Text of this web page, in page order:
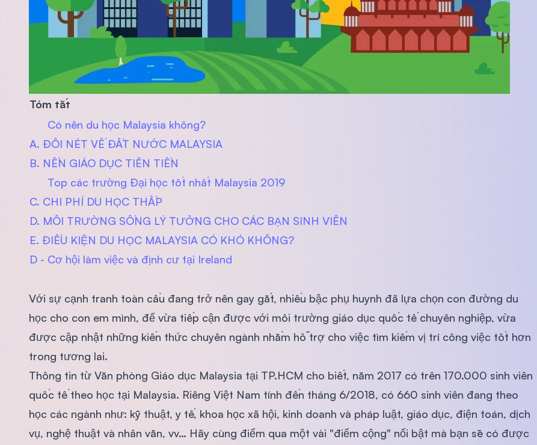
Tóm tắt
Có nên du học Malaysia không?
A. ĐÔI NÉT VỀ ĐẤT NƯỚC MALAYSIA
B. NỀN GIÁO DỤC TIÊN TIẾN
Top các trường Đại học tốt nhất Malaysia 2019
C. CHI PHÍ DU HỌC THẤP
D. MÔI TRƯỜNG SỐNG LÝ TƯỞNG CHO CÁC BẠN SINH VIÊN
E. ĐIỀU KIỆN DU HỌC MALAYSIA CÓ KHÓ KHÔNG?
D - Cơ hội làm việc và định cư tại Ireland
Với sự cạnh tranh toàn cầu đang trở nên gay gắt, nhiều bậc phụ huynh đã lựa chọn con đường du
học cho con em mình, để vừa tiếp cận được với môi trường giáo dục quốc tế chuyên nghiệp, vừa
được cập nhật những kiến thức chuyên ngành nhằm hỗ trợ cho việc tìm kiếm vị trí công việc tốt hơn
trong tương lai.
Thông tin từ Văn phòng Giáo dục Malaysia tại TP.HCM cho biết, năm 2017 có trên 170.000 sinh viên
quốc tế theo học tại Malaysia. Riêng Việt Nam tính đến tháng 6/2018, có 660 sinh viên đang theo
học các ngành như: kỹ thuật, y tế, khoa học xã hội, kinh doanh và pháp luật, giáo dục, điện toán, dịch
vụ, nghệ thuật và nhân văn, vv… Hãy cùng điểm qua một vài "điểm cộng" nổi bật mà bạn sẽ có được